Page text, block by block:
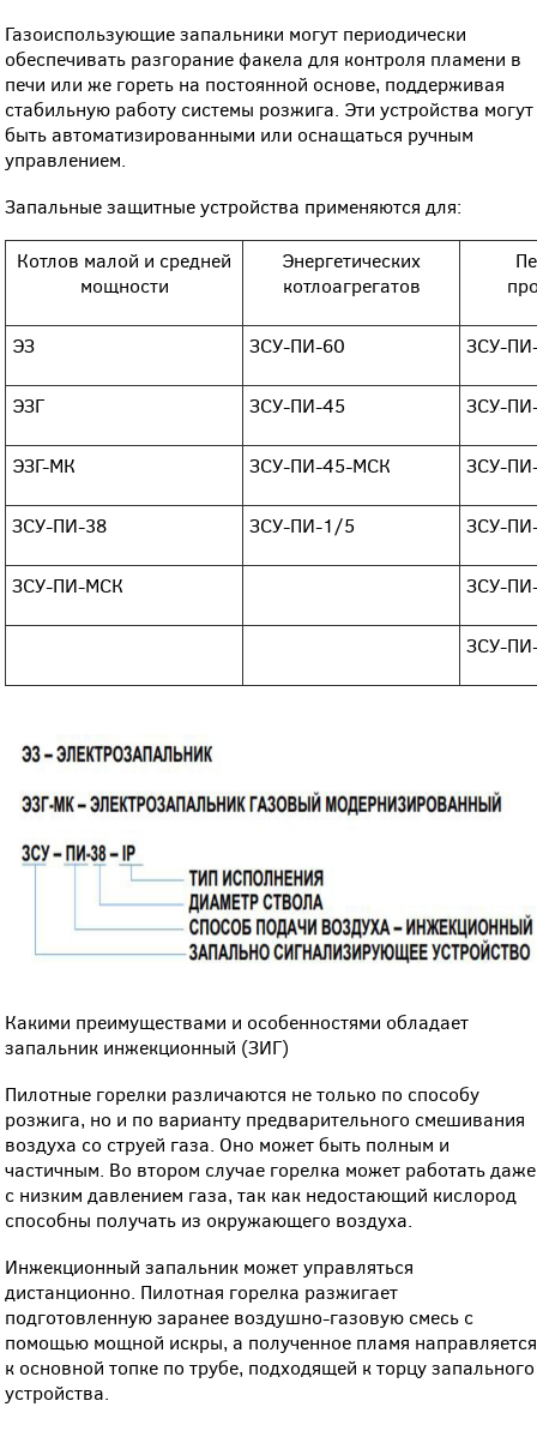
Газоиспользующие запальники могут периодически
обеспечивать разгорание факела для контроля пламени в
печи или же гореть на постоянной основе, поддерживая
стабильную работу системы розжига. Эти устройства могут
быть автоматизированными или оснащаться ручным
управлением.
Запальные защитные устройства применяются для:
Котлов малой и средней
мощности
Энергетических
котлоагрегатов
ЭЗ ЗСУ-ПИ-60 ЗСУ-
ЭЗГ ЗСУ-ПИ-45 ЗСУ-
ЭЗГ-МК ЗСУ-ПИ-45-МСК ЗСУ-
ЗСУ-ПИ-38 ЗСУ-ПИ-1/5 ЗСУ-
ЗСУ-ПИ-МСК ЗСУ-
ЗСУ-
Какими преимуществами и особенностями обладает
запальник инжекционный (ЗИГ)
Пилотные горелки различаются не только по способу
розжига, но и по варианту предварительного смешивания
воздуха со струей газа. Оно может быть полным и
частичным. Во втором случае горелка может работать даже
с низким давлением газа, так как недостающий кислород
способны получать из окружающего воздуха.
Инжекционный запальник может управляться
дистанционно. Пилотная горелка разжигает
подготовленную заранее воздушно-газовую смесь с
помощью мощной искры, а полученное пламя направляется
к основной топке по трубе, подходящей к торцу запального
устройства.